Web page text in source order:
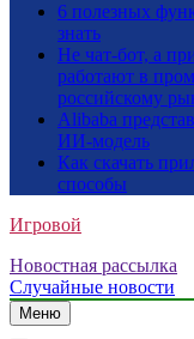
6 полезных
знать
Не чат-бот, а
работают в
российскому
Alibaba
ИИ-модель
Как скачать
способы
Игровой
Новостная рассылка
Случайные новости
Меню